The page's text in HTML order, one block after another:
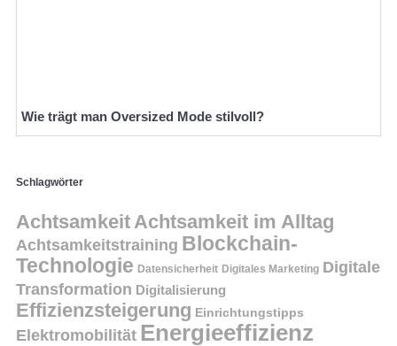
Wie trägt man Oversized Mode stilvoll?
Schlagwörter
Achtsamkeit Achtsamkeit im Alltag
Achtsamkeitstraining Blockchain-
Technologie Datensicherheit Digitales Marketing Digitale
Transformation Digitalisierung
Effizienzsteigerung Einrichtungstipps
Elektromobilität Energieeffizienz